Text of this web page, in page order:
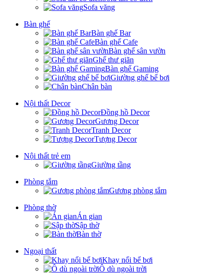
Sofa văng
Bàn ghế
Bàn ghế Bar
Bàn ghế Cafe
Bàn ghế sân vườn
Ghế thư giãn
Bàn ghế Gaming
Giường ghế bể bơi
Chân bàn
Nội thất Decor
Đồng hồ Decor
Gương Decor
Tranh Decor
Tượng Decor
Nội thất trẻ em
Giường tầng
Phòng tắm
Gương phòng tắm
Phòng thờ
Án gian
Sập thờ
Bàn thờ
Ngoại thất
Khay nổi bể bơi
Ô dù ngoài trời